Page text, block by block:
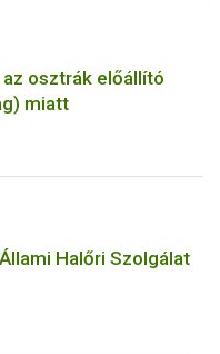
az osztrák előállító
miatt
Halőri Szolgálat